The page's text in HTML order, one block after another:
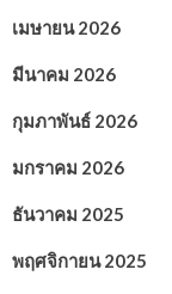
เมษายน 2026
มีนาคม 2026
กุมภาพันธ์ 2026
มกราคม 2026
ธันวาคม 2025
พฤศจิกายน 2025